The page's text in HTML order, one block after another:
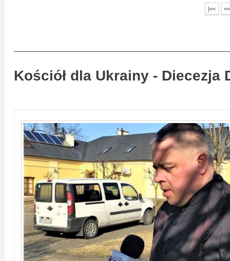
|<< <<
Kościół dla Ukrainy - Diecezja